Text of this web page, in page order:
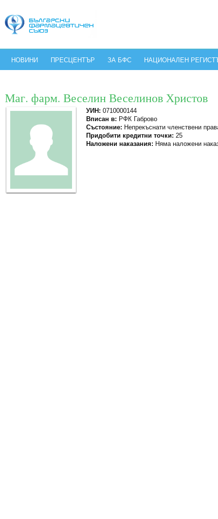
НОВИНИ ПРЕСЦЕНТЪР ЗА БФС НАЦИОНАЛЕН
Маг. фарм. Веселин Веселинов Христов
УИН: 0710000144
Вписан в: РФК Габрово
Състояние: Непрекъснати членствени
Придобити кредитни точки: 25
Наложени наказания: Няма наложени